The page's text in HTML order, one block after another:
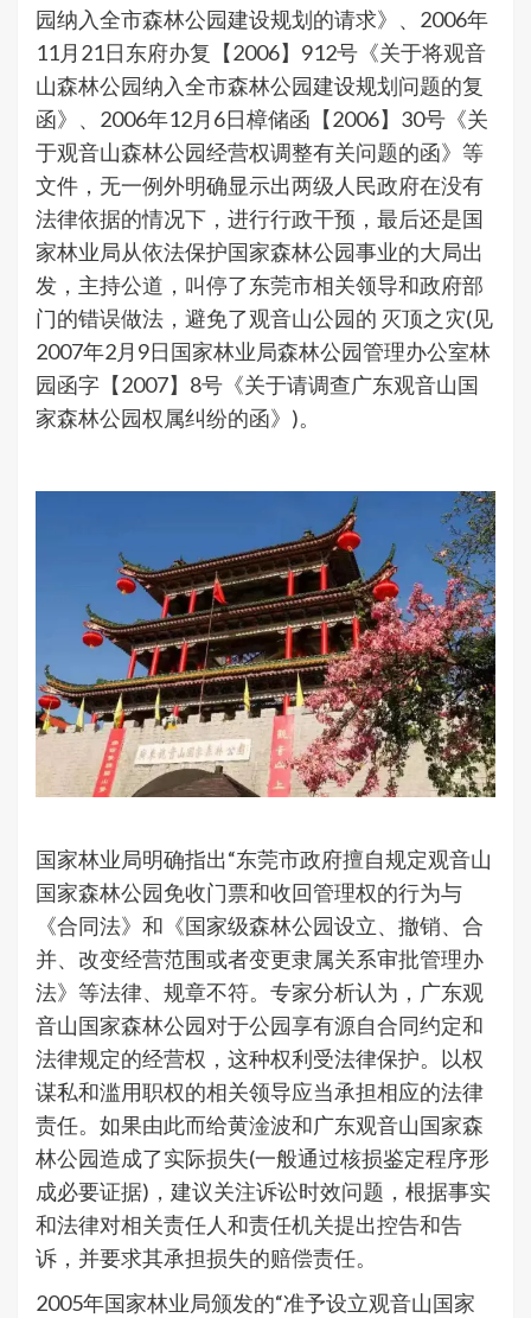
园纳入全市森林公园建设规划的请求》、2006年
11月21日东府办复【2006】912号《关于将观音
山森林公园纳入全市森林公园建设规划问题的复
函》、2006年12月6日樟储函【2006】30号《关
于观音山森林公园经营权调整有关问题的函》等
文件，无一例外明确显示出两级人民政府在没有
法律依据的情况下，进行行政干预，最后还是国
家林业局从依法保护国家森林公园事业的大局出
发，主持公道，叫停了东莞市相关领导和政府部
门的错误做法，避免了观音山公园的 灭顶之灾(见
2007年2月9日国家林业局森林公园管理办公室林
园函字【2007】8号《关于请调查广东观音山国
家森林公园权属纠纷的函》)。
国家林业局明确指出“东莞市政府擅自规定观音山
国家森林公园免收门票和收回管理权的行为与
《合同法》和《国家级森林公园设立、撤销、合
并、改变经营范围或者变更隶属关系审批管理办
法》等法律、规章不符。专家分析认为，广东观
音山国家森林公园对于公园享有源自合同约定和
法律规定的经营权，这种权利受法律保护。以权
谋私和滥用职权的相关领导应当承担相应的法律
责任。如果由此而给黄淦波和广东观音山国家森
林公园造成了实际损失(一般通过核损鉴定程序形
成必要证据)，建议关注诉讼时效问题，根据事实
和法律对相关责任人和责任机关提出控告和告
诉，并要求其承担损失的赔偿责任。
2005年国家林业局颁发的“准予设立观音山国家